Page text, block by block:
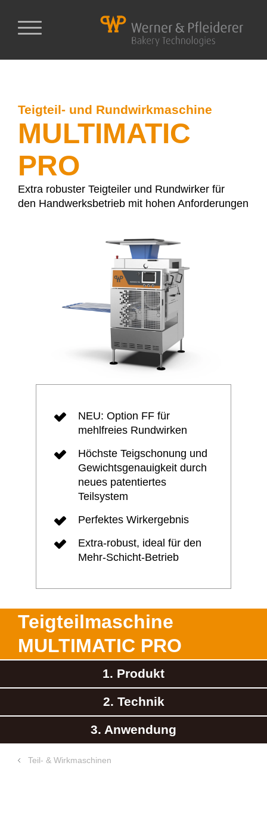
Teigteil- und Rundwirkmaschine
MULTIMATIC
PRO
Extra robuster Teigteiler und Rundwirker für
den Handwerksbetrieb mit hohen Anforderungen
NEU: Option FF für
mehlfreies Rundwirken
Höchste Teigschonung und
Gewichtsgenauigkeit durch
neues patentiertes
Teilsystem
Perfektes Wirkergebnis
Extra-robust, ideal für den
Mehr-Schicht-Betrieb
Teigteilmaschine
MULTIMATIC PRO
1. Produkt
2. Technik
3. Anwendung
Teil- & Wirkmaschinen